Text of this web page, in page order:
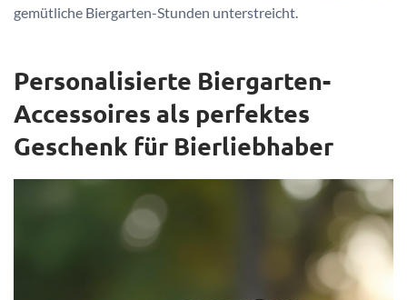
gemütliche Biergarten-Stunden unterstreicht.
Personalisierte Biergarten-
Accessoires als perfektes
Geschenk für Bierliebhaber